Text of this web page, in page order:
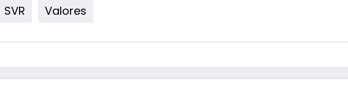
SVR Valores